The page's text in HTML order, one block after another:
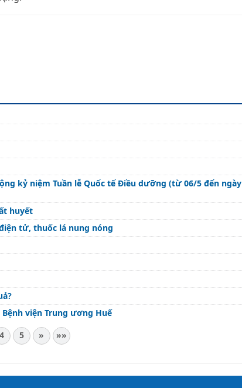
kỷ niệm Tuần lễ Quốc tế Điều dưỡng (từ 06/5 đến ngày
huyết
tử, thuốc lá nung nóng
viện Trung ương Huế
4 5 » »»